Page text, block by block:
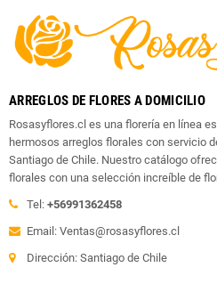
ARREGLOS DE FLORES A DOMICILIO
Rosasyflores.cl es una florería en línea
hermosos arreglos florales con servicio
Santiago de Chile. Nuestro catálogo
florales con una selección increíble de
Tel: +56991362458
Email: Ventas@rosasyflores.cl
Dirección: Santiago de Chile